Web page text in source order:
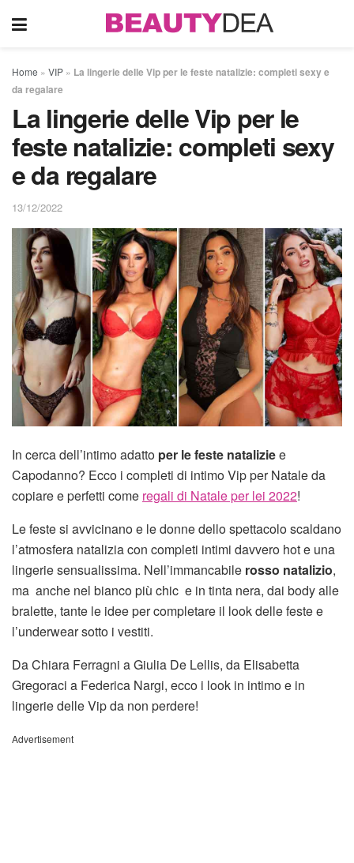
Home » VIP » La lingerie delle Vip per le feste natalizie: completi sexy e
da regalare
La lingerie delle Vip per le
feste natalizie: completi sexy
e da regalare
13/12/2022
In cerca dell’intimo adatto per le feste nataliziee
Capodanno? Ecco i completi di intimo Vip per Natale da
copiare e perfetti come regali di Natale per lei 2022!
Le feste si avvicinano e le donne dello spettacolo scaldano
l’atmosfera natalizia con completi intimi davvero hot e una
lingerie sensualissima. Nell’immancabile rosso natalizio,
ma anche nel bianco più chic e in tinta nera, dai body alle
bralette, tante le idee per completare il look delle feste e
l’underwear sotto i vestiti.
Da Chiara Ferragni a Giulia De Lellis, da Elisabetta
Gregoraci a Federica Nargi, ecco i look in intimo e in
lingerie delle Vip da non perdere!
Advertisement